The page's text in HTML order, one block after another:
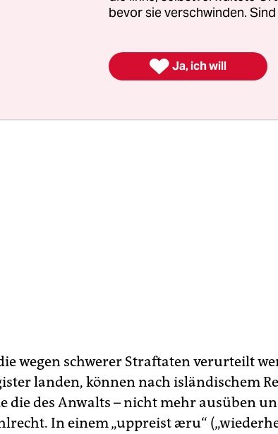
der konservativen
verurteilten Sexualstraftätern.
wegen schwerer Straftaten verurteilt
landen, können nach isländischem
die des Anwalts – nicht mehr ausüben
In einem „uppreist æru“
bevor sie verschwinden.
 Ja, ich will